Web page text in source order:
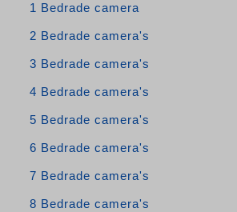
1 Bedrade camera
2 Bedrade camera's
3 Bedrade camera's
4 Bedrade camera's
5 Bedrade camera's
6 Bedrade camera's
7 Bedrade camera's
8 Bedrade camera's